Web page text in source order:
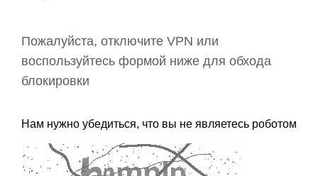
Пожалуйста, отключите VPN или
воспользуйтесь формой ниже для обхода
блокировки
Нам нужно убедиться, что вы не являетесь роботом